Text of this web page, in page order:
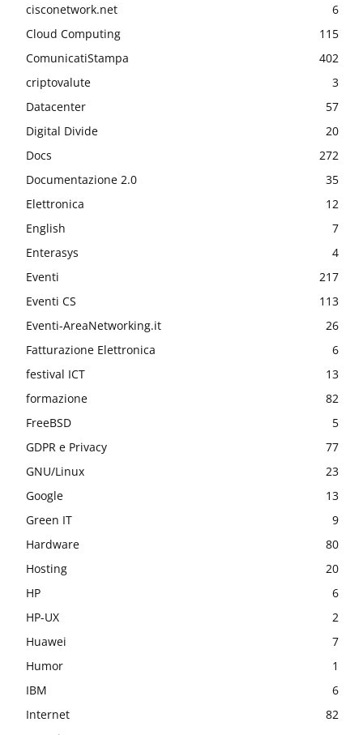
cisconetwork.net
6
Cloud Computing
115
ComunicatiStampa
402
criptovalute
3
Datacenter
57
Digital Divide
20
Docs
272
Documentazione 2.0
35
Elettronica
12
English
7
Enterasys
4
Eventi
217
Eventi CS
113
Eventi-AreaNetworking.it
26
Fatturazione Elettronica
6
festival ICT
13
formazione
82
FreeBSD
5
GDPR e Privacy
77
GNU/Linux
23
Google
13
Green IT
9
Hardware
80
Hosting
20
HP
6
HP-UX
2
Huawei
7
Humor
1
IBM
6
Internet
82